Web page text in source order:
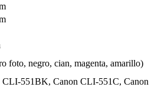
foto, negro, cian, magenta, amarillo)
CLI-551BK, Canon CLI-551C, Canon